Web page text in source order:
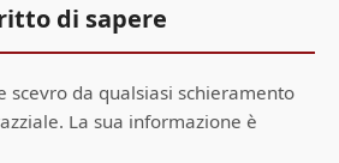
di sapere
scevro da qualsiasi schieramento
La sua informazione è